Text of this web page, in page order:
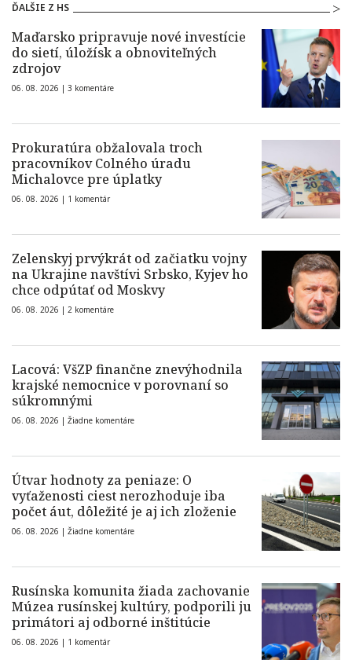
ĎALŠIE Z HS
Maďarsko pripravuje nové investície
do sietí, úložísk a obnoviteľných
zdrojov
06. 08. 2026 | 3 komentáre
Prokuratúra obžalovala troch
pracovníkov Colného úradu
Michalovce pre úplatky
06. 08. 2026 | 1 komentár
Zelenskyj prvýkrát od začiatku vojny
na Ukrajine navštívi Srbsko, Kyjev ho
chce odpútať od Moskvy
06. 08. 2026 | 2 komentáre
Lacová: VšZP finančne znevýhodnila
krajské nemocnice v porovnaní so
súkromnými
06. 08. 2026 | Žiadne komentáre
Útvar hodnoty za peniaze: O
vyťaženosti ciest nerozhoduje iba
počet áut, dôležité je aj ich zloženie
06. 08. 2026 | Žiadne komentáre
Rusínska komunita žiada zachovanie
Múzea rusínskej kultúry, podporili ju
primátori aj odborné inštitúcie
06. 08. 2026 | 1 komentár